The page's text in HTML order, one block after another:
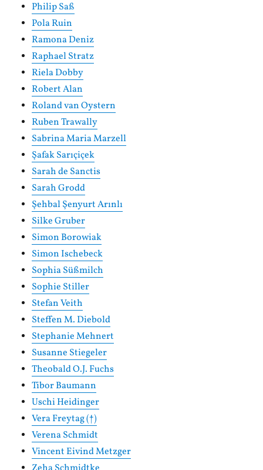
Philip Saß
Pola Ruin
Ramona Deniz
Raphael Stratz
Riela Dobby
Robert Alan
Roland van Oystern
Ruben Trawally
Sabrina Maria Marzell
Şafak Sarıçiçek
Sarah de Sanctis
Sarah Grodd
Şehbal Şenyurt Arınlı
Silke Gruber
Simon Borowiak
Simon Ischebeck
Sophia Süßmilch
Sophie Stiller
Stefan Veith
Steffen M. Diebold
Stephanie Mehnert
Susanne Stiegeler
Theobald O.J. Fuchs
Tibor Baumann
Uschi Heidinger
Vera Freytag (†)
Verena Schmidt
Vincent Eivind Metzger